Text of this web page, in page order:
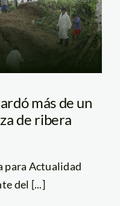
más de un
de ribera
para Actualidad
del [...]